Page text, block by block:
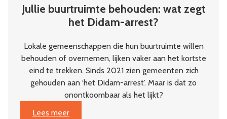
Jullie buurtruimte behouden: wat zegt
het Didam-arrest?
Lokale gemeenschappen die hun buurtruimte willen
behouden of overnemen, lijken vaker aan het kortste
eind te trekken. Sinds 2021 zien gemeenten zich
gehouden aan ‘het Didam-arrest’. Maar is dat zo
onontkoombaar als het lijkt?
Lees meer
: